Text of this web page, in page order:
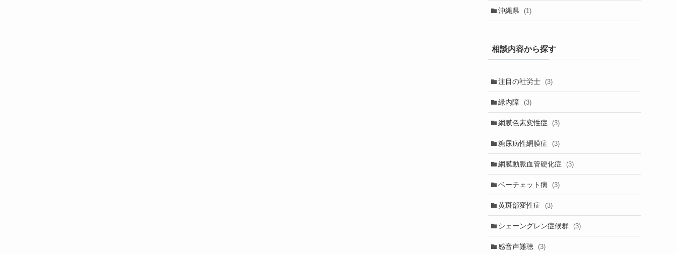
沖縄県 (1)
相談内容から探す
注目の社労士 (3)
緑内障 (3)
網膜色素変性症 (3)
糖尿病性網膜症 (3)
網膜動脈血管硬化症 (3)
ベーチェット病 (3)
黄斑部変性症 (3)
シェーングレン症候群 (3)
感音声難聴 (3)